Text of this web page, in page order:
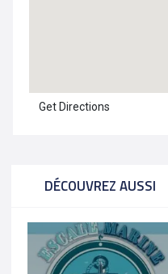
Get Directions
DÉCOUVREZ AUSSI